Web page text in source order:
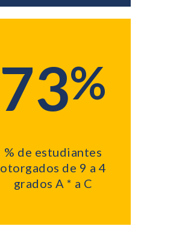
73%
% de estudiantes
otorgados de 9 a 4
grados A * a C